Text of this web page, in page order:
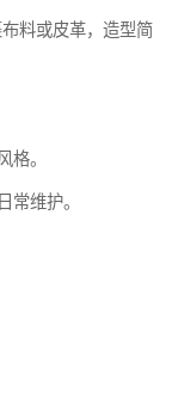
料或皮革，造型简
格。
常维护。